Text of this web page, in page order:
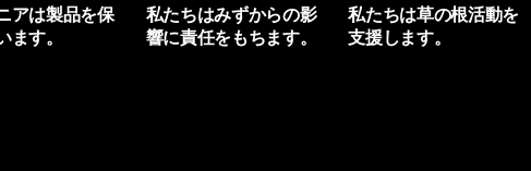
アは製品を保
ます。
私たちはみずからの影
響に責任をもちます。
私たちは草の根活動を
支援します。